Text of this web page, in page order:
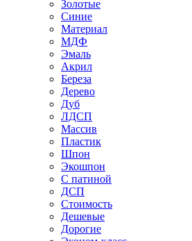
Золотые
Синие
Материал
МДФ
Эмаль
Акрил
Береза
Дерево
Дуб
ЛДСП
Массив
Пластик
Шпон
Экошпон
С патиной
ДСП
Стоимость
Дешевые
Дорогие